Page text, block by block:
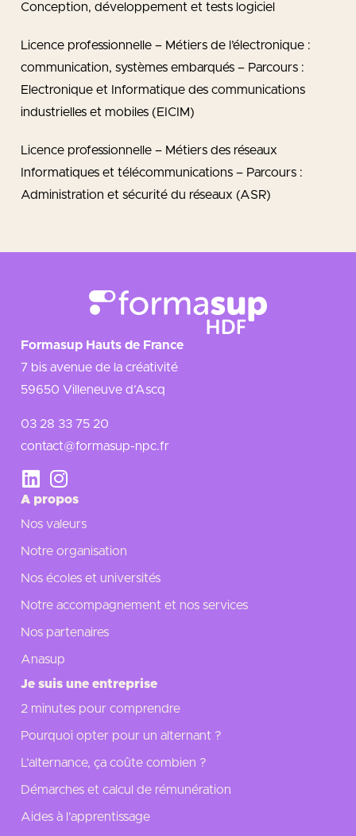
Conception, développement et tests logiciel
Licence professionnelle – Métiers de l’électronique :
communication, systèmes embarqués – Parcours :
Electronique et Informatique des communications
industrielles et mobiles (EICIM)
Licence professionnelle – Métiers des réseaux
Informatiques et télécommunications – Parcours :
Administration et sécurité du réseaux (ASR)
Formasup Hauts de France
7 bis avenue de la créativité
59650 Villeneuve d’Ascq
03 28 33 75 20
contact@formasup-npc.fr
A propos
Nos valeurs
Notre organisation
Nos écoles et universités
Notre accompagnement et nos services
Nos partenaires
Anasup
Je suis une entreprise
2 minutes pour comprendre
Pourquoi opter pour un alternant ?
L’alternance, ça coûte combien ?
Démarches et calcul de rémunération
Aides à l’apprentissage